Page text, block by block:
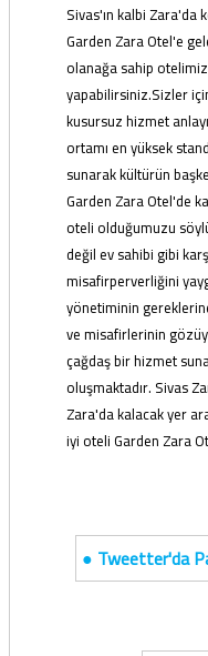
Sivas'ın kalbi Zara'da
Garden Zara Otel'e
olanağa sahip
yapabilirsiniz.Sizler
kusursuz hizmet
ortamı en yüksek
sunarak kültürün
Garden Zara Otel'de
oteli olduğumuzu
değil ev sahibi gibi
misafirperverliğini
yönetiminin
ve misafirlerinin
çağdaş bir hizmet
oluşmaktadır. Sivas
Zara'da kalacak yer
iyi oteli Garden Zara
● Tweetter'da